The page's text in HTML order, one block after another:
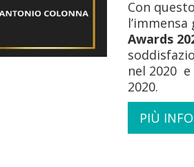
Con
Awards
nel 2020
2020.
PIÙ INFO